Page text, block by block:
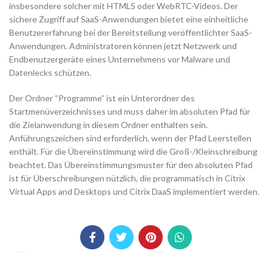
insbesondere solcher mit HTML5 oder WebRTC-Videos. Der
sichere Zugriff auf SaaS-Anwendungen bietet eine einheitliche
Benutzererfahrung bei der Bereitstellung veröffentlichter SaaS-
Anwendungen. Administratoren können jetzt Netzwerk und
Endbenutzergeräte eines Unternehmens vor Malware und
Datenlecks schützen.
Der Ordner “Programme” ist ein Unterordner des
Startmenüverzeichnisses und muss daher im absoluten Pfad für
die Zielanwendung in diesem Ordner enthalten sein.
Anführungszeichen sind erforderlich, wenn der Pfad Leerstellen
enthält. Für die Übereinstimmung wird die Groß-/Kleinschreibung
beachtet. Das Übereinstimmungsmuster für den absoluten Pfad
ist für Überschreibungen nützlich, die programmatisch in Citrix
Virtual Apps and Desktops und Citrix DaaS implementiert werden.